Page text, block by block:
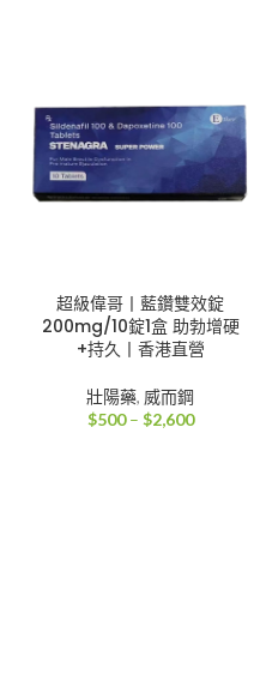
超級偉哥丨藍鑽雙效錠
200mg/10錠1盒 助勃增硬
+持久丨香港直營
壯陽藥, 威而鋼
$500 – $2,600價